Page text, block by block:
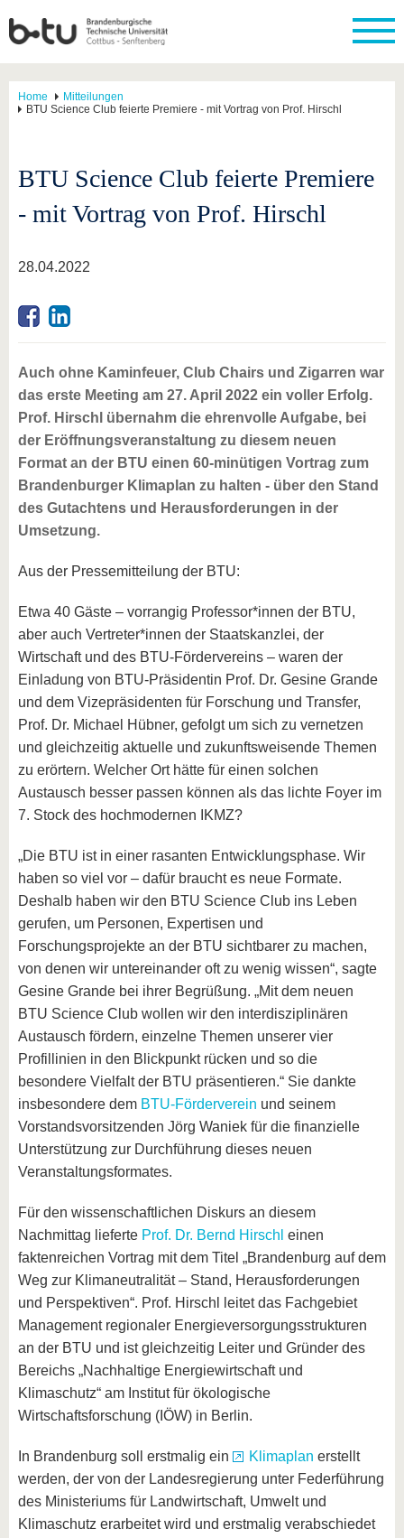
Home
Mitteilungen
BTU Science Club feierte Premiere - mit Vortrag von Prof. Hirschl
BTU Science Club feierte Premiere
- mit Vortrag von Prof. Hirschl
28.04.2022
Auch ohne Kaminfeuer, Club Chairs und Zigarren war
das erste Meeting am 27. April 2022 ein voller Erfolg.
Prof. Hirschl übernahm die ehrenvolle Aufgabe, bei
der Eröffnungsveranstaltung zu diesem neuen
Format an der BTU einen 60-minütigen Vortrag zum
Brandenburger Klimaplan zu halten - über den Stand
des Gutachtens und Herausforderungen in der
Umsetzung.
Aus der Pressemitteilung der BTU:
Etwa 40 Gäste – vorrangig Professor*innen der BTU,
aber auch Vertreter*innen der Staatskanzlei, der
Wirtschaft und des BTU-Fördervereins – waren der
Einladung von BTU-Präsidentin Prof. Dr. Gesine Grande
und dem Vizepräsidenten für Forschung und Transfer,
Prof. Dr. Michael Hübner, gefolgt um sich zu vernetzen
und gleichzeitig aktuelle und zukunftsweisende Themen
zu erörtern. Welcher Ort hätte für einen solchen
Austausch besser passen können als das lichte Foyer im
7. Stock des hochmodernen IKMZ?
„Die BTU ist in einer rasanten Entwicklungsphase. Wir
haben so viel vor – dafür braucht es neue Formate.
Deshalb haben wir den BTU Science Club ins Leben
gerufen, um Personen, Expertisen und
Forschungsprojekte an der BTU sichtbarer zu machen,
von denen wir untereinander oft zu wenig wissen“, sagte
Gesine Grande bei ihrer Begrüßung. „Mit dem neuen
BTU Science Club wollen wir den interdisziplinären
Austausch fördern, einzelne Themen unserer vier
Profillinien in den Blickpunkt rücken und so die
besondere Vielfalt der BTU präsentieren.“ Sie dankte
insbesondere dem BTU-Förderverein und seinem
Vorstandsvorsitzenden Jörg Waniek für die finanzielle
Unterstützung zur Durchführung dieses neuen
Veranstaltungsformates.
Für den wissenschaftlichen Diskurs an diesem
Nachmittag lieferte Prof. Dr. Bernd Hirschl einen
faktenreichen Vortrag mit dem Titel „Brandenburg auf dem
Weg zur Klimaneutralität – Stand, Herausforderungen
und Perspektiven“. Prof. Hirschl leitet das Fachgebiet
Management regionaler Energieversorgungsstrukturen
an der BTU und ist gleichzeitig Leiter und Gründer des
Bereichs „Nachhaltige Energiewirtschaft und
Klimaschutz“ am Institut für ökologische
Wirtschaftsforschung (IÖW) in Berlin.
In Brandenburg soll erstmalig ein Klimaplan erstellt
werden, der von der Landesregierung unter Federführung
des Ministeriums für Landwirtschaft, Umwelt und
Klimaschutz erarbeitet wird und erstmalig verabschiedet